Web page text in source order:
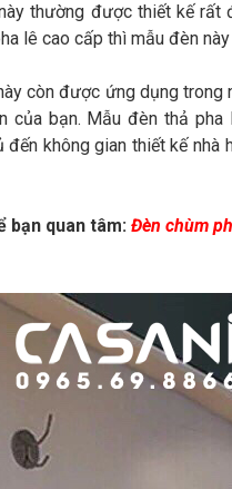
thường được thiết kế rất
lê cao cấp thì mẫu đèn
còn được ứng dụng trong
của bạn. Mẫu đèn thả
đến không gian thiết kế
bạn quan tâm: Đèn chùm